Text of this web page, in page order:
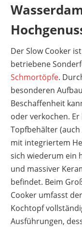
1 2 3
Der Slow Cooker
betriebene
Schmortöpfe.
besonderen
Beschaffenheit
oder verkochen.
Topfbehälter
mit integriertem
sich wiederum ein
und massiver
befindet. Beim
Cooker umfasst
Kochtopf
Ausführungen,